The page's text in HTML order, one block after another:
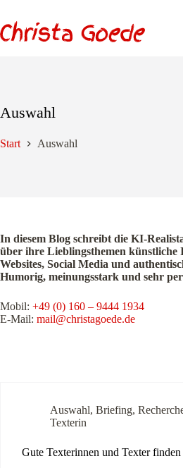
springen
Auswahl
Start Auswahl
In diesem Blog schreibt die KI-
über ihre Lieblingsthemen künstliche
Websites, Social Media und
Humorig, meinungsstark und sehr
Mobil: +49 (0) 160 – 9444 1934
E-Mail: mail@christagoede.de
Auswahl, Briefing,
Texterin
Gute Texterinnen und Texter finden